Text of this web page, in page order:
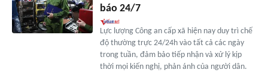
báo 24/7
Lực lượng Công an cấp xã hiện nay duy trì chế
độ thường trực 24/24h vào tất cả các ngày
trong tuần, đảm bảo tiếp nhận và xử lý kịp
thời mọi kiến nghị, phản ánh của người dân.